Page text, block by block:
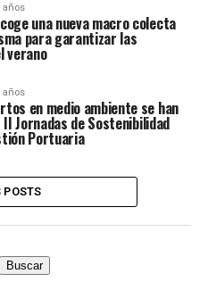
años
una nueva macro colecta
para garantizar las
verano
años
en medio ambiente se han
Jornadas de Sostenibilidad
Portuaria
POSTS
Buscar